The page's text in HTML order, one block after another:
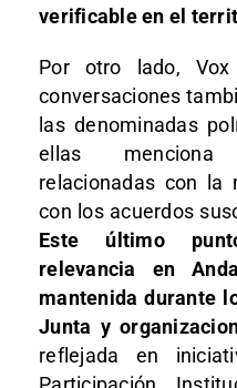
verificable en el
Por otro lado,
conversaciones
las denominadas
ellas menciona
relacionadas con la
con los acuerdos
Este último
relevancia en
mantenida durante
Junta y
reflejada en